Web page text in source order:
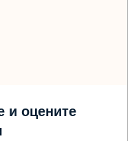
и оцените